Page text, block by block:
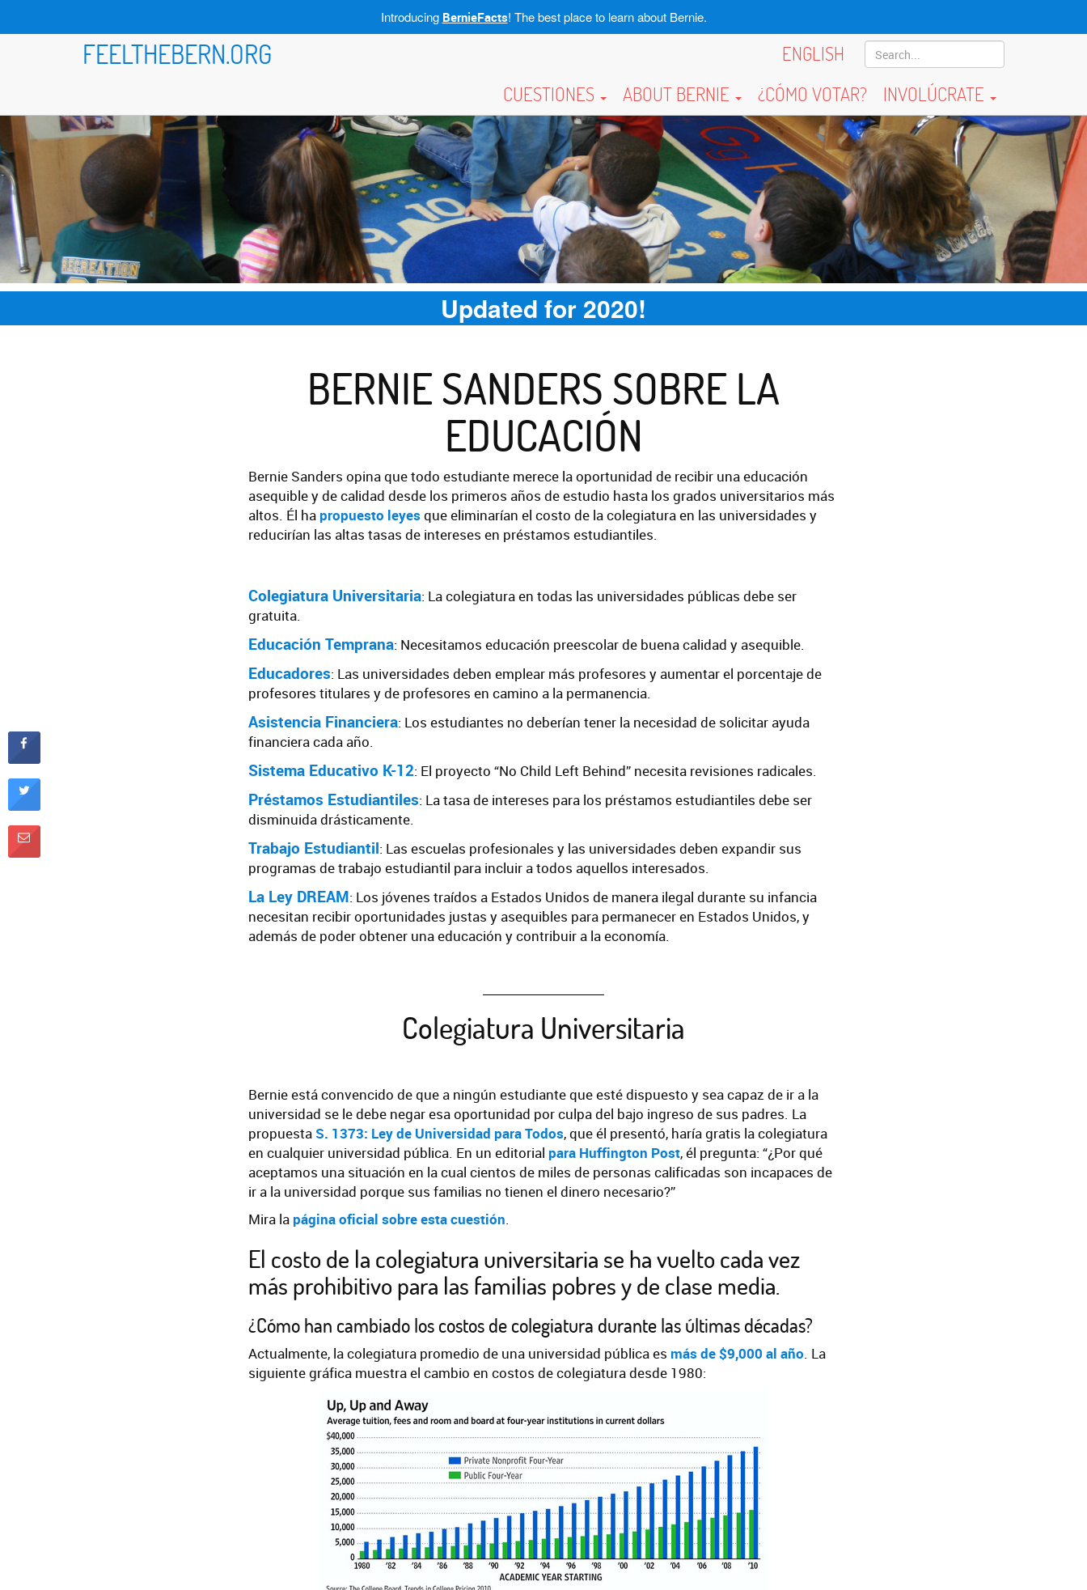
Introducing BernieFacts! The best place to learn about Bernie.
FEELTHEBERN.ORG
ENGLISH
CUESTIONES
ABOUT BERNIE ¿CÓMO VOTAR? INVOLÚCRATE
Updated for 2020!
BERNIE SANDERS SOBRE LA
EDUCACIÓN
Bernie Sanders opina que todo estudiante merece la oportunidad de recibir una educación
asequible y de calidad desde los primeros años de estudio hasta los grados universitarios más
altos. Él ha propuesto leyes que eliminarían el costo de la colegiatura en las universidades y
reducirían las altas tasas de intereses en préstamos estudiantiles.
Colegiatura Universitaria: La colegiatura en todas las universidades públicas debe ser
gratuita.
Educación Temprana: Necesitamos educación preescolar de buena calidad y asequible.
Educadores: Las universidades deben emplear más profesores y aumentar el porcentaje de
profesores titulares y de profesores en camino a la permanencia.
Asistencia Financiera: Los estudiantes no deberían tener la necesidad de solicitar ayuda
financiera cada año.
Sistema Educativo K-12: El proyecto “No Child Left Behind” necesita revisiones radicales.
Préstamos Estudiantiles: La tasa de intereses para los préstamos estudiantiles debe ser
disminuida drásticamente.
Trabajo Estudiantil: Las escuelas profesionales y las universidades deben expandir sus
programas de trabajo estudiantil para incluir a todos aquellos interesados.
La Ley DREAM: Los jóvenes traídos a Estados Unidos de manera ilegal durante su infancia
necesitan recibir oportunidades justas y asequibles para permanecer en Estados Unidos, y
además de poder obtener una educación y contribuir a la economía.
Colegiatura Universitaria
Bernie está convencido de que a ningún estudiante que esté dispuesto y sea capaz de ir a la
universidad se le debe negar esa oportunidad por culpa del bajo ingreso de sus padres. La
propuesta S. 1373: Ley de Universidad para Todos, que él presentó, haría gratis la colegiatura
en cualquier universidad pública. En un editorial para Huffington Post, él pregunta: “¿Por qué
aceptamos una situación en la cual cientos de miles de personas calificadas son incapaces de
ir a la universidad porque sus familias no tienen el dinero necesario?”
Mira la página oficial sobre esta cuestión.
El costo de la colegiatura universitaria se ha vuelto cada vez
más prohibitivo para las familias pobres y de clase media.
¿Cómo han cambiado los costos de colegiatura durante las últimas décadas?
Actualmente, la colegiatura promedio de una universidad pública es más de $9,000 al año. La
siguiente gráfica muestra el cambio en costos de colegiatura desde 1980: